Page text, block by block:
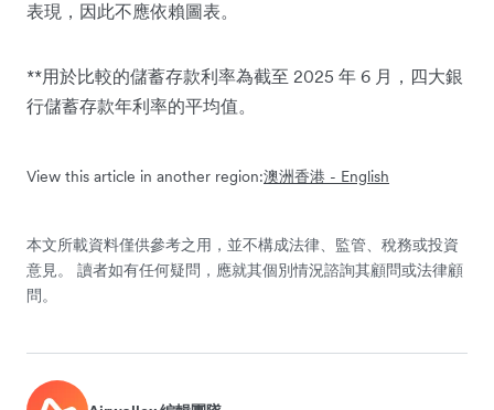
表現，因此不應依賴圖表。
**用於比較的儲蓄存款利率為截至 2025 年 6 月，四大銀
行儲蓄存款年利率的平均值。
View this article in another region:澳洲香港 - English
本文所載資料僅供參考之用，並不構成法律、監管、稅務或投資
意見。 讀者如有任何疑問，應就其個別情況諮詢其顧問或法律顧
問。